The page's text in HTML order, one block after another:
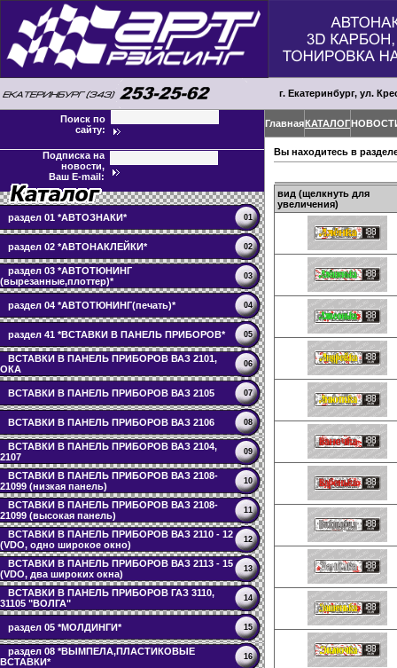
г. Екатеринбург, ул.
Поиск по
сайту:
Подписка на
новости,
Ваш E-mail:
раздел 01 *АВТОЗНАКИ* 01
раздел 02 *АВТОНАКЛЕЙКИ* 02
раздел 03 *АВТОТЮНИНГ
(вырезанные,плоттер)*
03
раздел 04 *АВТОТЮНИНГ(печать)* 04
раздел 41 *ВСТАВКИ В ПАНЕЛЬ ПРИБОРОВ* 05
ВСТАВКИ В ПАНЕЛЬ ПРИБОРОВ ВАЗ 2101,
ОКА
06
ВСТАВКИ В ПАНЕЛЬ ПРИБОРОВ ВАЗ 2105 07
ВСТАВКИ В ПАНЕЛЬ ПРИБОРОВ ВАЗ 2106 08
ВСТАВКИ В ПАНЕЛЬ ПРИБОРОВ ВАЗ 2104,
2107
09
ВСТАВКИ В ПАНЕЛЬ ПРИБОРОВ ВАЗ 2108-
21099 (низкая панель)
10
ВСТАВКИ В ПАНЕЛЬ ПРИБОРОВ ВАЗ 2108-
21099 (высокая панель)
11
ВСТАВКИ В ПАНЕЛЬ ПРИБОРОВ ВАЗ 2110 - 12
(VDO, одно широкое окно)
12
ВСТАВКИ В ПАНЕЛЬ ПРИБОРОВ ВАЗ 2113 - 15
(VDO, два широких окна)
13
ВСТАВКИ В ПАНЕЛЬ ПРИБОРОВ ГАЗ 3110,
31105 "ВОЛГА"
14
раздел 05 *МОЛДИНГИ* 15
раздел 08 *ВЫМПЕЛА,ПЛАСТИКОВЫЕ
ВСТАВКИ*
16
ГлавнаяКАТАЛОГ
Вы находитесь в
вид (щелкнуть для
увеличения)